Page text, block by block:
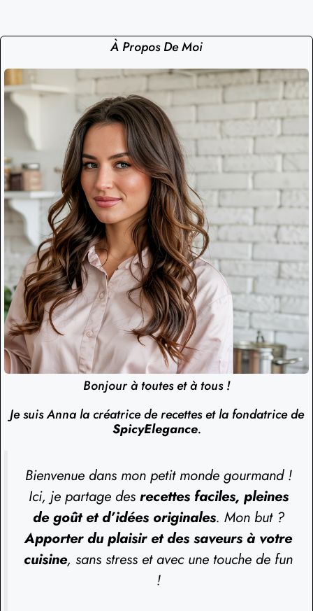
À Propos De Moi
Bonjour à toutes et à tous !
Je suis Anna la créatrice de recettes et la fondatrice de
SpicyElegance.
Bienvenue dans mon petit monde gourmand !
Ici, je partage des recettes faciles, pleines
de goût et d’idées originales. Mon but ?
Apporter du plaisir et des saveurs à votre
cuisine, sans stress et avec une touche de fun
!